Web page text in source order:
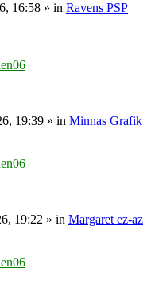
16:58 » in Ravens PSP
19:39 » in Minnas Grafik
19:22 » in Margaret ez-az